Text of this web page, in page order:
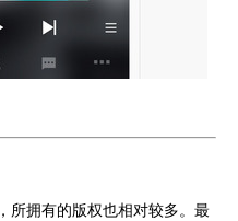
拥有的版权也相对较多。最